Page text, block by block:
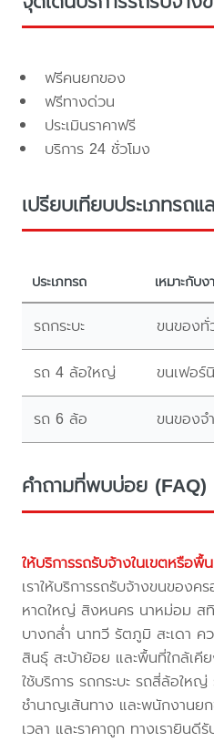
ฟรีคนยกของ
ฟรีทางด่วน
ประเมินราคาฟรี
บริการ 24 ชั่วโมง
เปรียบเทียบประเภทรถแ
ประเภทรถ เหมาะกับง
รถกระบะ ขนของทั่
รถ 4 ล้อใหญ่ ขนเฟอร์
รถ 6 ล้อ ขนของจ
คำถามที่พบบ่อย (FAQ)
ให้บริการรถรับจ้างในเขตหรือ
เราให้บริการรถรับจ้างขนของ
หาดใหญ่ สิงหนคร นาหม่อม ส
บางกล่ำ นาทวี รัตภูมิ สะเดา ค
สินธุ์ สะบ้าย้อย และพื้นที่ใกล้เคี
ใช้บริการ รถกระบะ รถสี่ล้อใ
ชำนาญเส้นทาง และพนักงานย
เวลา และราคาถูก ทางเรายินดี